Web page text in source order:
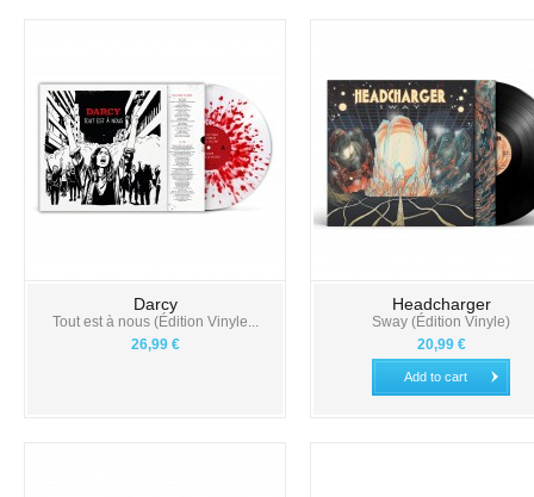
Darcy
Tout est à nous (Édition Vinyle...
26,99 €
Headcharger
Sway (Édition Vinyle)
20,99 €
Add to cart